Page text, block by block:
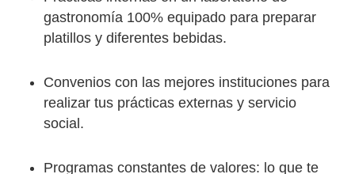
gastronomía 100% equipado para preparar
platillos y diferentes bebidas.
Convenios con las mejores instituciones para
realizar tus prácticas externas y servicio
social.
Programas constantes de valores: lo que te